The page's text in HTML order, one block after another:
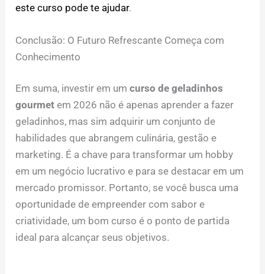
este curso pode te ajudar.
Conclusão: O Futuro Refrescante Começa com
Conhecimento
Em suma, investir em umcurso de geladinhos
gourmet em 2026 não é apenas aprender a fazer
geladinhos, mas sim adquirir um conjunto de
habilidades que abrangem culinária, gestão e
marketing. É a chave para transformar um hobby
em um negócio lucrativo e para se destacar em um
mercado promissor. Portanto, se você busca uma
oportunidade de empreender com sabor e
criatividade, um bom curso é o ponto de partida
ideal para alcançar seus objetivos.